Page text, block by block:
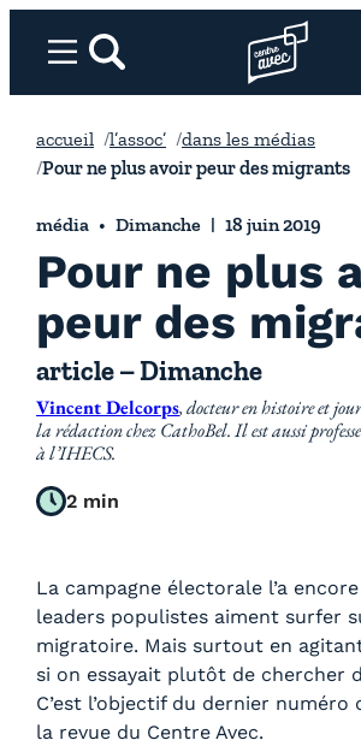
Menurechercher Page
accueil l’assoc’
dans les médias
Pour ne plus avoir peur des migrants
média Dimanche 18 juin 2019
Pour ne plus
peur des
article – Dimanche
Vincent Delcorps, docteur en histoire et
la rédaction chez CathoBel. Il est aussi
à l’IHECS.
2 min
La campagne électorale l’a
leaders populistes aiment surfer
migratoire. Mais surtout en
si on essayait plutôt de chercher
C’est l’objectif du dernier numéro
la revue du Centre Avec.